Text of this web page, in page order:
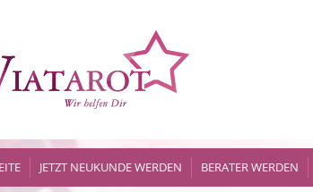
JETZT NEUKUNDE WERDEN BERATER WERDEN